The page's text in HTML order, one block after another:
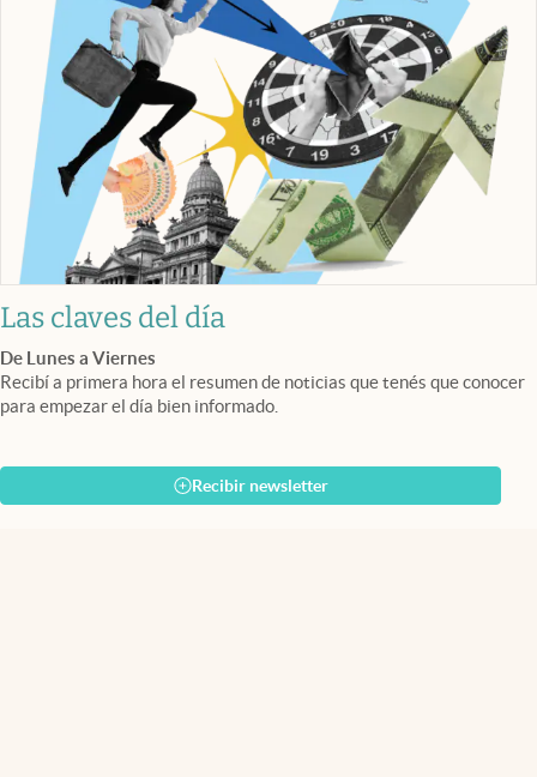
Las claves del día
De Lunes a Viernes
Recibí a primera hora el resumen de noticias que tenés que conocer
para empezar el día bien informado.
Recibir newsletter